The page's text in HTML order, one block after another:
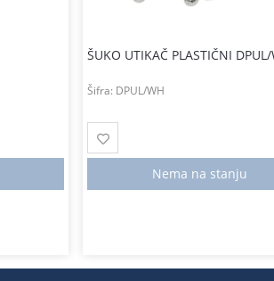
ŠUKO UTIKAČ PLASTIČNI
Šifra: DPUL/WH
Nema na stanju